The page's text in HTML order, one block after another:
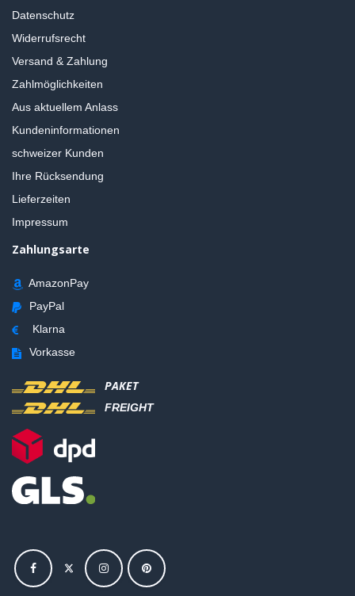
Datenschutz
Widerrufsrecht
Versand & Zahlung
Zahlmöglichkeiten
Aus aktuellem Anlass
Kundeninformationen
schweizer Kunden
Ihre Rücksendung
Lieferzeiten
Impressum
Zahlungsarte
AmazonPay
PayPal
Klarna
Vorkasse
PAKET
FREIGHT